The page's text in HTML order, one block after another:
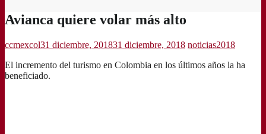
Avianca quiere volar más alto
ccmexcol31 diciembre, 201831 diciembre, 2018 noticias2018
El incremento del turismo en Colombia en los últimos años la ha
beneficiado.